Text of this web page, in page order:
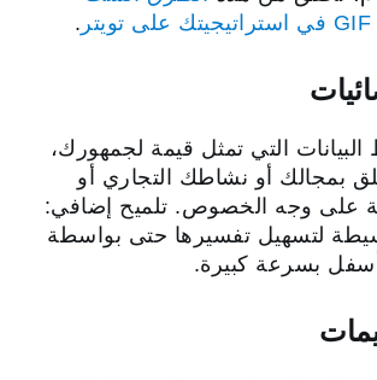
.
التي تمثل قيمة لجمهورك،
بمجالك أو نشاطك التجاري أو
على وجه الخصوص. تلميح إضافي:
لتسهيل تفسيرها حتى بواسطة
بسرعة كبيرة.